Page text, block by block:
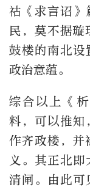
祜《求言诏
民，莫不据
鼓楼的南北设
政治意蕴。
综合以上《
料，可以推知
作齐政楼，
义。其正北
清闸。由此可